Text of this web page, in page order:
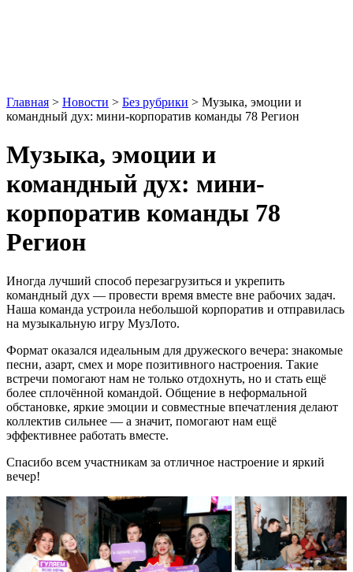
Главная > Новости > Без рубрики > Музыка, эмоции и
командный дух: мини-корпоратив команды 78 Регион
Музыка, эмоции и
командный дух: мини-
корпоратив команды 78
Регион
Иногда лучший способ перезагрузиться и укрепить
командный дух — провести время вместе вне рабочих задач.
Наша команда устроила небольшой корпоратив и отправилась
на музыкальную игру МузЛото.
Формат оказался идеальным для дружеского вечера: знакомые
песни, азарт, смех и море позитивного настроения. Такие
встречи помогают нам не только отдохнуть, но и стать ещё
более сплочённой командой. Общение в неформальной
обстановке, яркие эмоции и совместные впечатления делают
коллектив сильнее — а значит, помогают нам ещё
эффективнее работать вместе.
Спасибо всем участникам за отличное настроение и яркий
вечер!